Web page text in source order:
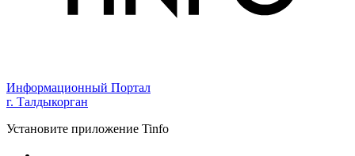
Информационный Портал
г. Талдыкорган
Установите приложение Tinfo